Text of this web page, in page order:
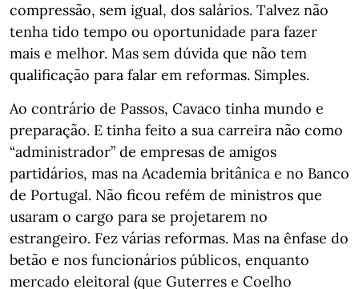
compressão, sem igual, dos salários. Talvez não
tenha tido tempo ou oportunidade para fazer
mais e melhor. Mas sem dúvida que não tem
qualificação para falar em reformas. Simples.
Ao contrário de Passos, Cavaco tinha mundo e
preparação. E tinha feito a sua carreira não como
“administrador” de empresas de amigos
partidários, mas na Academia britânica e no Banco
de Portugal. Não ficou refém de ministros que
usaram o cargo para se projetarem no
estrangeiro. Fez várias reformas. Mas na ênfase do
betão e nos funcionários públicos, enquanto
mercado eleitoral (que Guterres e Coelho